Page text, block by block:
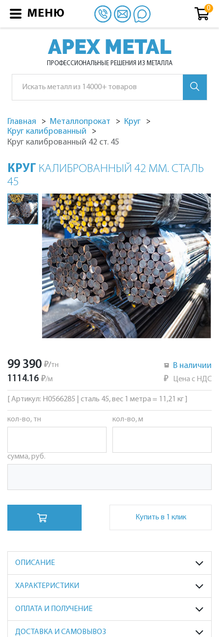
APEX METAL
ПРОФЕССИОНАЛЬНЫЕ РЕШЕНИЯ ИЗ МЕТАЛЛА
Главная Металлопрокат
Круг
Круг калиброванный
Круг калиброванный 42 ст. 45
КРУГ КАЛИБРОВАННЫЙ 42 ММ. СТАЛЬ
45
99 390 ₽/тн
1114.16 ₽/м
В наличии
₽ Цена с НДС
[ Артикул: Н0566285 | сталь 45, вес 1 метра = 11,21 кг ]
кол-во, тн кол-во, м
сумма, руб.
Купить в 1 клик
ОПИСАНИЕ
ХАРАКТЕРИСТИКИ
ОПЛАТА И ПОЛУЧЕНИЕ
ДОСТАВКА И САМОВЫВОЗ
МЕНЮ